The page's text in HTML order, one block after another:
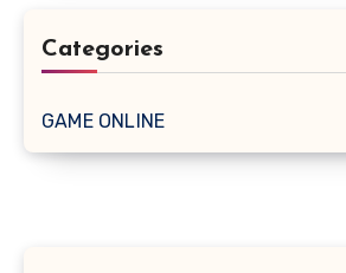
Categories
GAME ONLINE